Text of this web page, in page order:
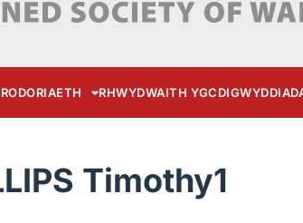
RHWYDWAITH YGC
Timothy1